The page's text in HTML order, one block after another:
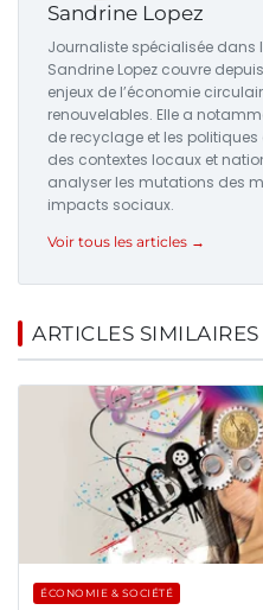
Sandrine Lopez
Journaliste spécialisée dans
Sandrine Lopez couvre
enjeux de l’économie
renouvelables. Elle a
de recyclage et les
des contextes locaux et
analyser les mutations des
impacts sociaux.
Voir tous les articles →
ARTICLES SIMILAIRES
ÉCONOMIE & SOCIÉTÉ